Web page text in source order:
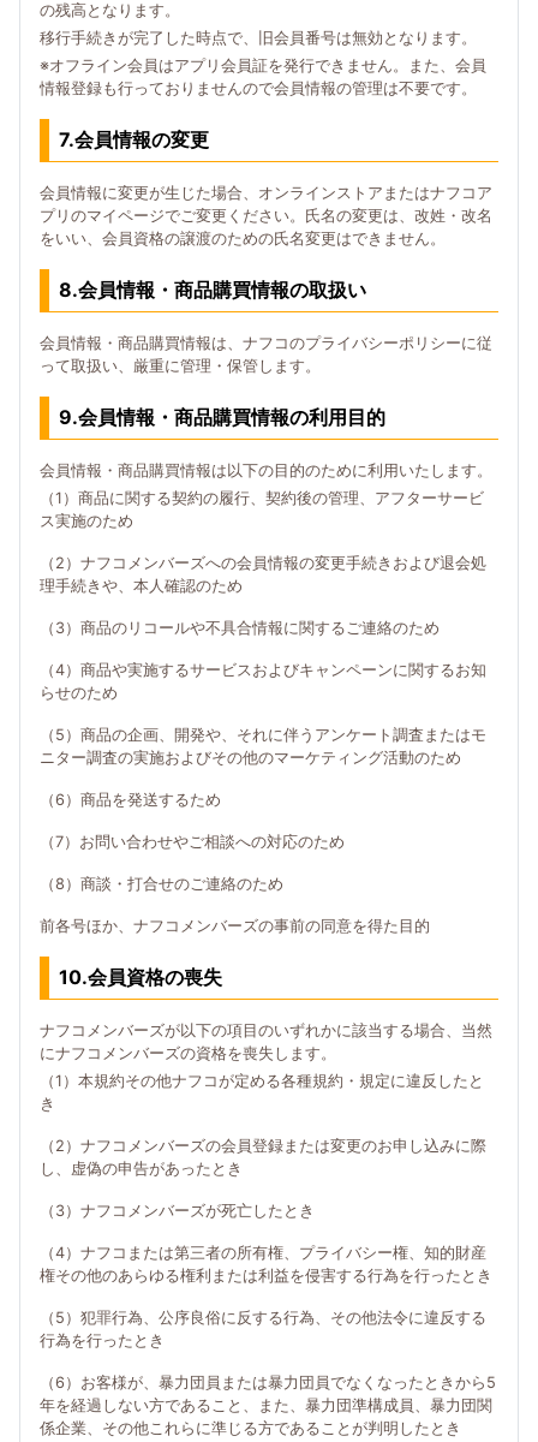
の残高となります。
移行手続きが完了した時点で、旧会員番号は無効となります。
※オフライン会員はアプリ会員証を発行できません。また、会員
情報登録も行っておりませんので会員情報の管理は不要です。
7.会員情報の変更
会員情報に変更が生じた場合、オンラインストアまたはナフコア
プリのマイページでご変更ください。氏名の変更は、改姓・改名
をいい、会員資格の譲渡のための氏名変更はできません。
8.会員情報・商品購買情報の取扱い
会員情報・商品購買情報は、ナフコのプライバシーポリシーに従
って取扱い、厳重に管理・保管します。
9.会員情報・商品購買情報の利用目的
会員情報・商品購買情報は以下の目的のために利用いたします。
（1）商品に関する契約の履行、契約後の管理、アフターサービ
ス実施のため
（2）ナフコメンバーズへの会員情報の変更手続きおよび退会処
理手続きや、本人確認のため
（3）商品のリコールや不具合情報に関するご連絡のため
（4）商品や実施するサービスおよびキャンペーンに関するお知
らせのため
（5）商品の企画、開発や、それに伴うアンケート調査またはモ
ニター調査の実施およびその他のマーケティング活動のため
（6）商品を発送するため
（7）お問い合わせやご相談への対応のため
（8）商談・打合せのご連絡のため
前各号ほか、ナフコメンバーズの事前の同意を得た目的
10.会員資格の喪失
ナフコメンバーズが以下の項目のいずれかに該当する場合、当然
にナフコメンバーズの資格を喪失します。
（1）本規約その他ナフコが定める各種規約・規定に違反したと
き
（2）ナフコメンバーズの会員登録または変更のお申し込みに際
し、虚偽の申告があったとき
（3）ナフコメンバーズが死亡したとき
（4）ナフコまたは第三者の所有権、プライバシー権、知的財産
権その他のあらゆる権利または利益を侵害する行為を行ったとき
（5）犯罪行為、公序良俗に反する行為、その他法令に違反する
行為を行ったとき
（6）お客様が、暴力団員または暴力団員でなくなったときから5
年を経過しない方であること、また、暴力団準構成員、暴力団関
係企業、その他これらに準じる方であることが判明したとき